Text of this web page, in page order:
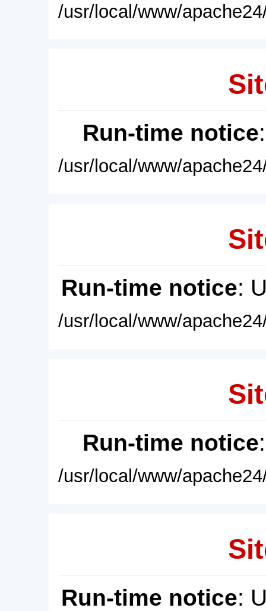
/usr/local/www/
Run-time notice
/usr/local/www/
Run-time notice:
/usr/local/www/
Run-time notice
/usr/local/www/
Run-time notice: